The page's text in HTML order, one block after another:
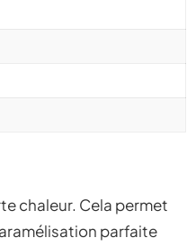
chaleur. Cela permet
parfaite